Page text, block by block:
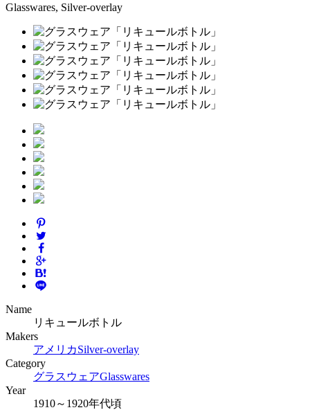
Glasswares, Silver-overlay
Name
リキュールボトル
Makers
アメリカSilver-overlay
Category
グラスウェアGlasswares
Year
1910～1920年代頃